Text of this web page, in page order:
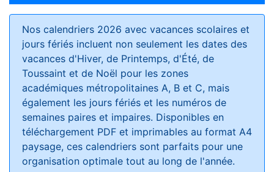
Nos calendriers 2026 avec vacances scolaires et
jours fériés incluent non seulement les dates des
vacances d'Hiver, de Printemps, d'Été, de
Toussaint et de Noël pour les zones
académiques métropolitaines A, B et C, mais
également les jours fériés et les numéros de
semaines paires et impaires. Disponibles en
téléchargement PDF et imprimables au format A4
paysage, ces calendriers sont parfaits pour une
organisation optimale tout au long de l'année.